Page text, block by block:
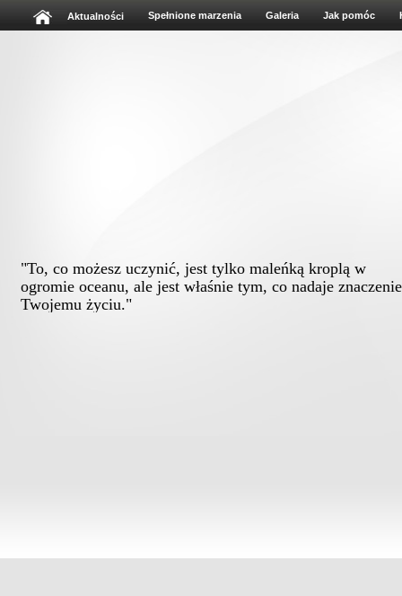
Aktualności Spełnione marzenia Galeria Jak pomóc
"To, co możesz uczynić, jest tylko maleńką kroplą w
ogromie oceanu, ale jest właśnie tym, co nadaje znaczenie
Twojemu życiu."